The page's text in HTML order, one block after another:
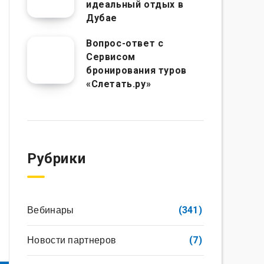
идеальный отдых в
Дубае
Вопрос-ответ с
Сервисом
бронирования туров
«Слетать.ру»
Рубрики
Вебинары (341)
Новости партнеров (7)